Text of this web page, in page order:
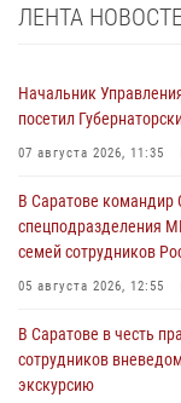
ЛЕНТА
Начальник
посетил
07 августа 2026, 11:35
В Саратове командир
спецподразделения
семей сотрудников
05 августа 2026, 12:55
В Саратове в честь
сотрудников
экскурсию